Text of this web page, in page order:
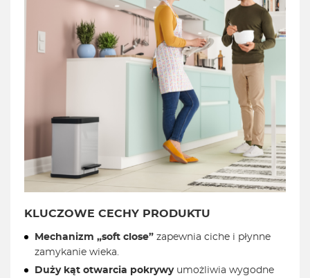
KLUCZOWE CECHY PRODUKTU
Mechanizm „soft close” zapewnia ciche i płynne
zamykanie wieka.
Duży kąt otwarcia pokrywyumożliwia wygodne